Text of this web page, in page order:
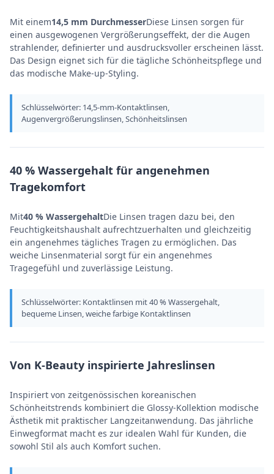
Mit einem14,5 mm DurchmesserDiese Linsen sorgen für
einen ausgewogenen Vergrößerungseffekt, der die Augen
strahlender, definierter und ausdrucksvoller erscheinen lässt.
Das Design eignet sich für die tägliche Schönheitspflege und
das modische Make-up-Styling.
Schlüsselwörter: 14,5-mm-Kontaktlinsen,
Augenvergrößerungslinsen, Schönheitslinsen
40 % Wassergehalt für angenehmen
Tragekomfort
Mit40 % WassergehaltDie Linsen tragen dazu bei, den
Feuchtigkeitshaushalt aufrechtzuerhalten und gleichzeitig
ein angenehmes tägliches Tragen zu ermöglichen. Das
weiche Linsenmaterial sorgt für ein angenehmes
Tragegefühl und zuverlässige Leistung.
Schlüsselwörter: Kontaktlinsen mit 40 % Wassergehalt,
bequeme Linsen, weiche farbige Kontaktlinsen
Von K-Beauty inspirierte Jahreslinsen
Inspiriert von zeitgenössischen koreanischen
Schönheitstrends kombiniert die Glossy-Kollektion modische
Ästhetik mit praktischer Langzeitanwendung. Das jährliche
Einwegformat macht es zur idealen Wahl für Kunden, die
sowohl Stil als auch Komfort suchen.